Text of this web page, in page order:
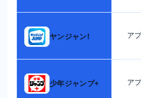
ヤンジャン! ア
少年ジャンプ+ ア